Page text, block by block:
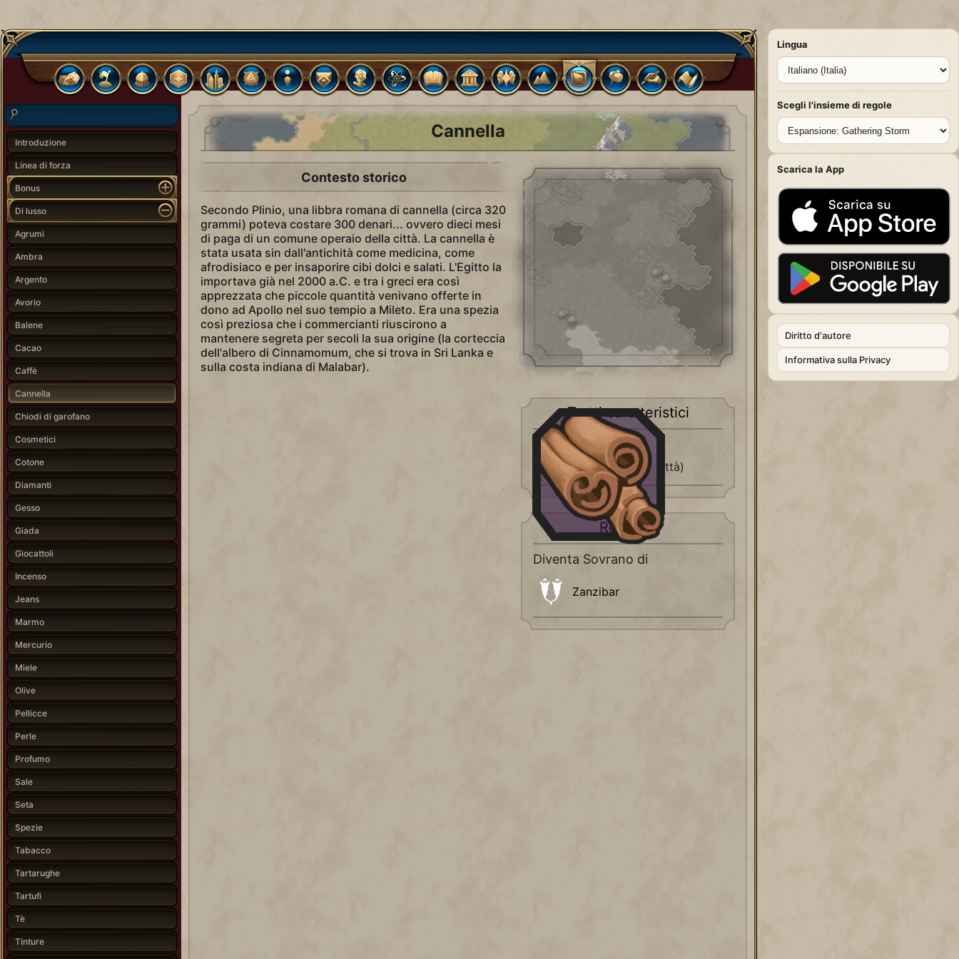
Introduzione
Linea di forza
Bonus
Di lusso
Agrumi
Ambra
Argento
Avorio
Balene
Cacao
Caffè
Cannella
Chiodi di garofano
Cosmetici
Cotone
Diamanti
Gesso
Giada
Giocattoli
Incenso
Jeans
Marmo
Mercurio
Miele
Olive
Pellicce
Perle
Profumo
Sale
Seta
Spezie
Tabacco
Tartarughe
Tartufi
Tè
Tinture
Cannella
Contesto storico
Secondo Plinio, una libbra romana di cannella (circa 320
grammi) poteva costare 300 denari... ovvero dieci mesi
di paga di un comune operaio della città. La cannella è
stata usata sin dall'antichità come medicina, come
afrodisiaco e per insaporire cibi dolci e salati. L'Egitto la
importava già nel 2000 a.C. e tra i greci era così
apprezzata che piccole quantità venivano offerte in
dono ad Apollo nel suo tempio a Mileto. Era una spezia
così preziosa che i commercianti riuscirono a
mantenere segreta per secoli la sua origine (la corteccia
dell'albero di Cinnamomum, che si trova in Sri Lanka e
sulla costa indiana di Malabar).
Tratti caratteristici
Di lusso
+6 Attrattiva (1 per città)
Requisiti
Diventa Sovrano di
Zanzibar
Lingua
Scegli l'insieme di regole
Scarica la App
Diritto d'autore
Informativa sulla Privacy